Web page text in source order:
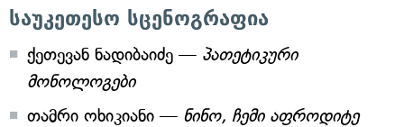
საუკეთესო სცენოგრაფია
ქეთევან ნადიბაიძე — პათეტიკური
მონოლოგები
თამრი ოხიკიანი — ნინო, ჩემი აფროდიტე